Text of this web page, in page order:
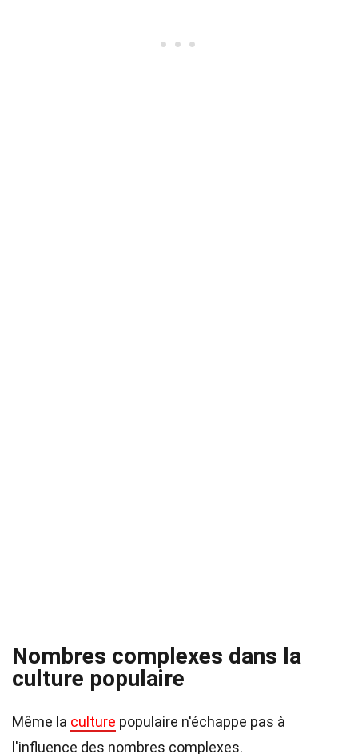
Nombres complexes dans la
culture populaire
Même la culture populaire n'échappe pas à
l'influence des nombres complexes.